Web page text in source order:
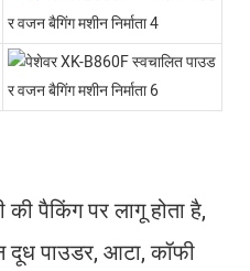
की पैकिंग पर लागू होता है,
दूध पाउडर, आटा, कॉफी